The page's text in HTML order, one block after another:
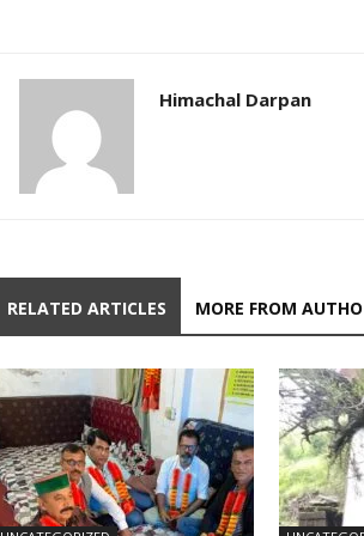
Himachal Darpan
RELATED ARTICLES MORE FROM